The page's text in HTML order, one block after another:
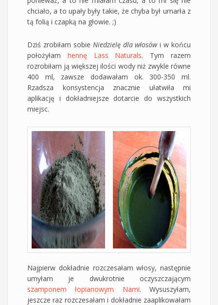
chciało, a to upały były takie, że chyba był umarła z
tą folią i czapką na głowie. ;)
Dziś zrobiłam sobie Niedzielę dla włosówi w końcu
położyłam hennę Lass Naturals. Tym razem
rozrobiłam ją większej ilości wody niż zwykle równe
400 ml, zawsze dodawałam ok. 300-350 ml.
Rzadsza konsystencja znacznie ułatwiła mi
aplikację i dokładniejsze dotarcie do wszystkich
miejsc.
Najpierw dokładnie rozczesałam włosy, następnie
umyłam je dwukrotnie oczyszczającym
szamponem łopianowym Nami. Wysuszyłam,
jeszcze raz rozczesałam i dokładnie zaaplikowałam